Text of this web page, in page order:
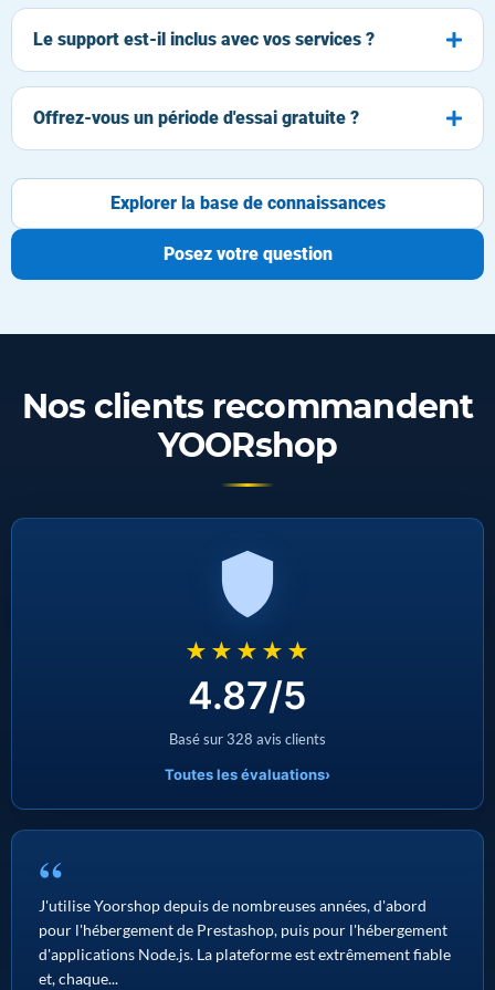
Le support est-il inclus avec vos services ?
Offrez-vous un période d'essai gratuite ?
Explorer la base de connaissances
Posez votre question
Nos clients recommandent
YOORshop
★★★★★
4.87/5
Basé sur 328 avis clients
Toutes les évaluations›
“
J'utilise Yoorshop depuis de nombreuses années, d'abord
pour l'hébergement de Prestashop, puis pour l'hébergement
d'applications Node.js. La plateforme est extrêmement fiable
et, chaque...